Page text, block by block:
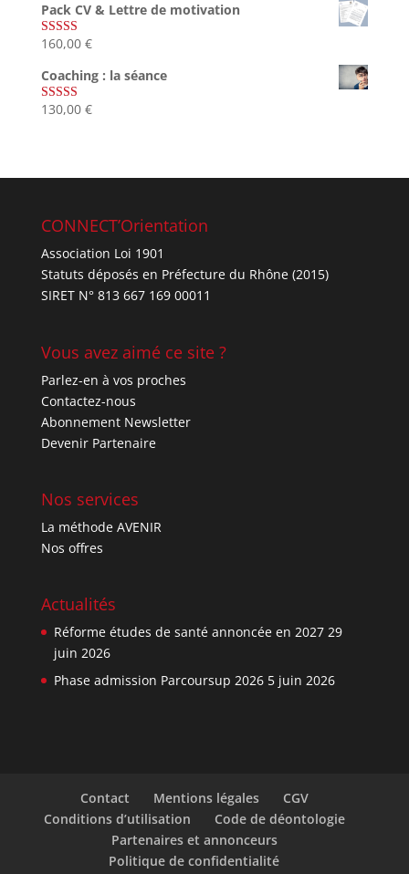
Pack CV & Lettre de motivation
Note5.00
160,00 €
Coaching : la séance
Note4.67
130,00 €
CONNECT’Orientation
Association Loi 1901
Statuts déposés en Préfecture du Rhône (2015)
SIRET N° 813 667 169 00011
Vous avez aimé ce site ?
Parlez-en à vos proches
Contactez-nous
Abonnement Newsletter
Devenir Partenaire
Nos services
La méthode AVENIR
Nos offres
Actualités
Réforme études de santé annoncée en 2027 29
juin 2026
Phase admission Parcoursup 2026 5 juin 2026
Contact Mentions légales
CGV
Conditions d’utilisation
Code de déontologie
Partenaires et annonceurs
Politique de confidentialité